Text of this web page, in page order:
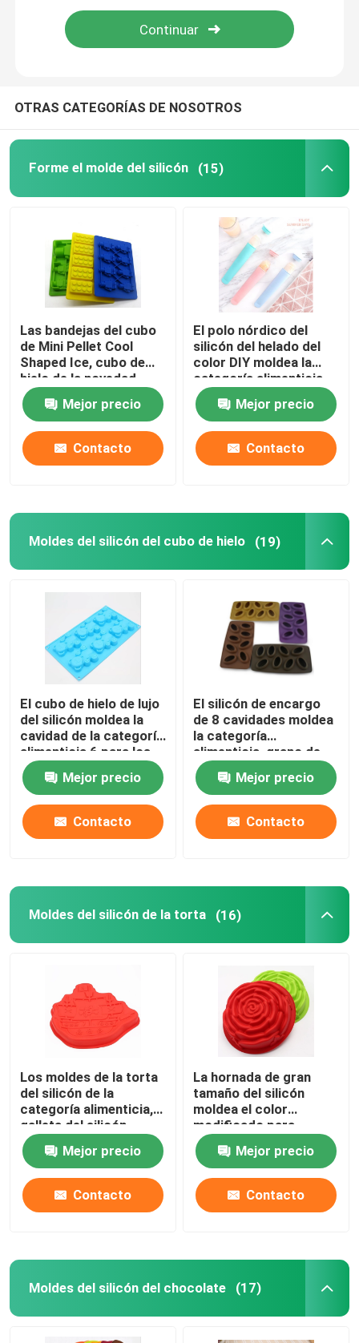
Moldes del silicón del chocolate
Guantes de la mano del silicón
Botella del embalaje del viaje del silicón
Espátula de la cuchara del silicón
Herramientas de la cocina del silicón
Producto de los niños del silicón
Pulseras de la goma de silicona
OTRAS CATEGORÍAS DE NOSOTROS
Forme el molde del silicón (15)
Las bandejas del cubo
de Mini Pellet Cool
Shaped Ice, cubo de
hielo de la novedad
moldean estilo multi
Mejor precio
Contacto
El polo nórdico del
silicón del helado del
color DIY moldea la
categoría alimenticia
comercial con la tapa
Mejor precio
Contacto
Moldes del silicón del cubo de hielo (19)
El cubo de hielo de lujo
del silicón moldea la
cavidad de la categoría
alimenticia 6 para los
cócteles
Mejor precio
Contacto
El silicón de encargo
de 8 cavidades moldea
la categoría
alimenticia, grano de
café del molde del
cubo de hielo formado
Mejor precio
Contacto
Moldes del silicón de la torta (16)
Los moldes de la torta
del silicón de la
categoría alimenticia,
galleta del silicón
moldean el barco del
pirata formado
Mejor precio
Contacto
La hornada de gran
tamaño del silicón
moldea el color
modificado para
requisitos particulares
flor de RoseMejor precio
Contacto
Moldes del silicón del chocolate (17)